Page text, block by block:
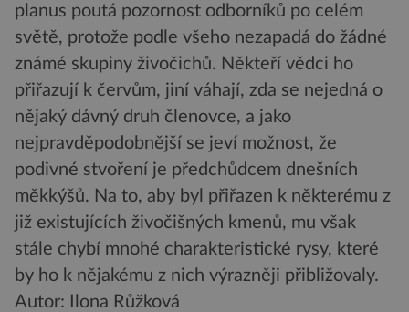
planus poutá pozornost odborníků po celém
světě, protože podle všeho nezapadá do žádné
známé skupiny živočichů. Někteří vědci ho
přiřazují k červům, jiní váhají, zda se nejedná o
nějaký dávný druh členovce, a jako
nejpravděpodobnější se jeví možnost, že
podivné stvoření je předchůdcem dnešních
měkkýšů. Na to, aby byl přiřazen k některému z
již existujících živočišných kmenů, mu však
stále chybí mnohé charakteristické rysy, které
by ho k nějakému z nich výrazněji přibližovaly.
Autor: Ilona Růžková